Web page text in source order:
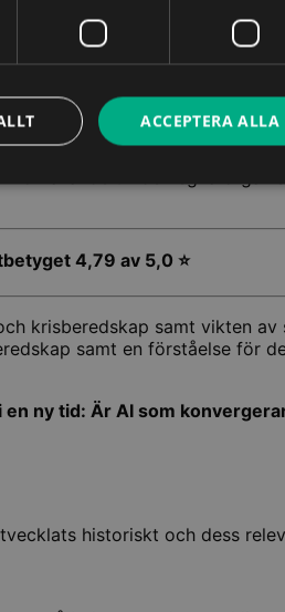
i Ukraina, är förståelsen
ledning och organisering för
till den egna
4,79 av 5,0 ⭐
krisberedskap samt vikten av
samt en förståelse för
en ny tid: Är AI som
historiskt och dess
ACCEPTERA ALLA